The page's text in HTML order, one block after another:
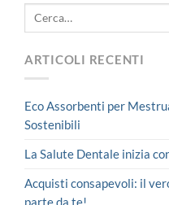
ARTICOLI RECENTI
Eco Assorbenti per
Sostenibili
La Salute Dentale inizia
Acquisti consapevoli: il
parte da te!